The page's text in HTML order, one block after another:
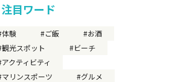
注目ワード
体験 ご飯
お酒
観光スポット
ビーチ
アクティビティ
マリンスポーツ
グルメ